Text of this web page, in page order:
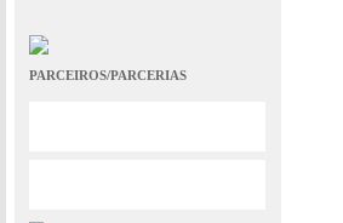
PARCEIROS/PARCERIAS